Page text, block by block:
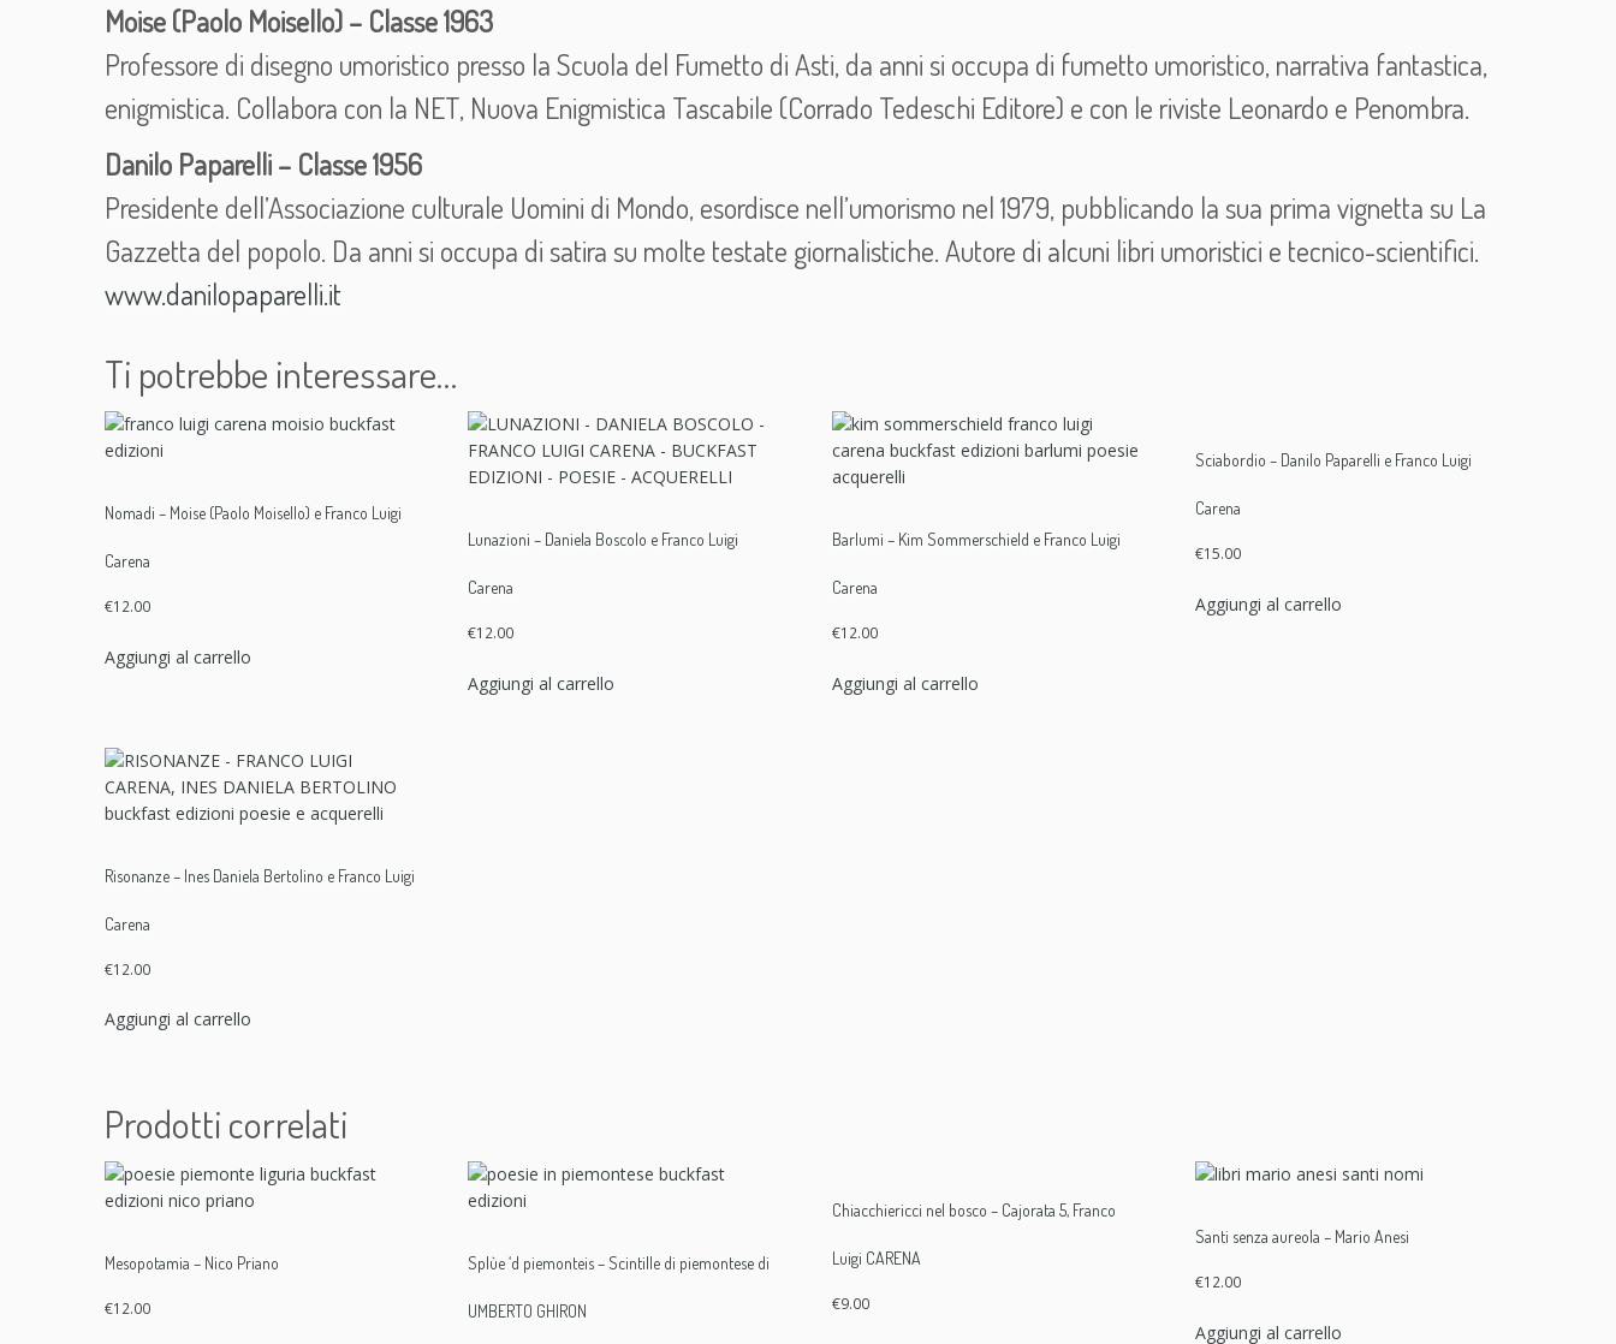
C
r
a
q
u
à
Moise (Paolo Moisello) – Classe 1963
Professore di disegno umoristico presso la Scuola del Fumetto di Asti, da anni si occupa di fumetto umoristico, narrativa fantastica,
enigmistica. Collabora con la NET, Nuova Enigmistica Tascabile (Corrado Tedeschi Editore) e con le riviste Leonardo e Penombra.
Danilo Paparelli – Classe 1956
Presidente dell’Associazione culturale Uomini di Mondo, esordisce nell’umorismo nel 1979, pubblicando la sua prima vignetta su La
Gazzetta del popolo. Da anni si occupa di satira su molte testate giornalistiche. Autore di alcuni libri umoristici e tecnico-scientifici.
www.danilopaparelli.it
Ti potrebbe interessare…
Nomadi – Moise (Paolo Moisello) e Franco Luigi
Carena
€12.00
Aggiungi al carrello
Lunazioni – Daniela Boscolo e Franco Luigi
Carena
€12.00
Aggiungi al carrello
Barlumi – Kim Sommerschield e Franco Luigi
Carena
€12.00
Aggiungi al carrello
Sciabordio – Danilo Paparelli e Franco Luigi
Carena
€15.00
Aggiungi al carrello
Risonanze – Ines Daniela Bertolino e Franco Luigi
Carena
€12.00
Aggiungi al carrello
Prodotti correlati
Mesopotamia – Nico Priano
€12.00
Splùe ‘d piemonteis – Scintille di piemontese di
UMBERTO GHIRON
Chiacchiericci nel bosco – Cajorata 5, Franco
Luigi CARENA
€9.00
Santi senza aureola – Mario Anesi
€12.00
Aggiungi al carrello